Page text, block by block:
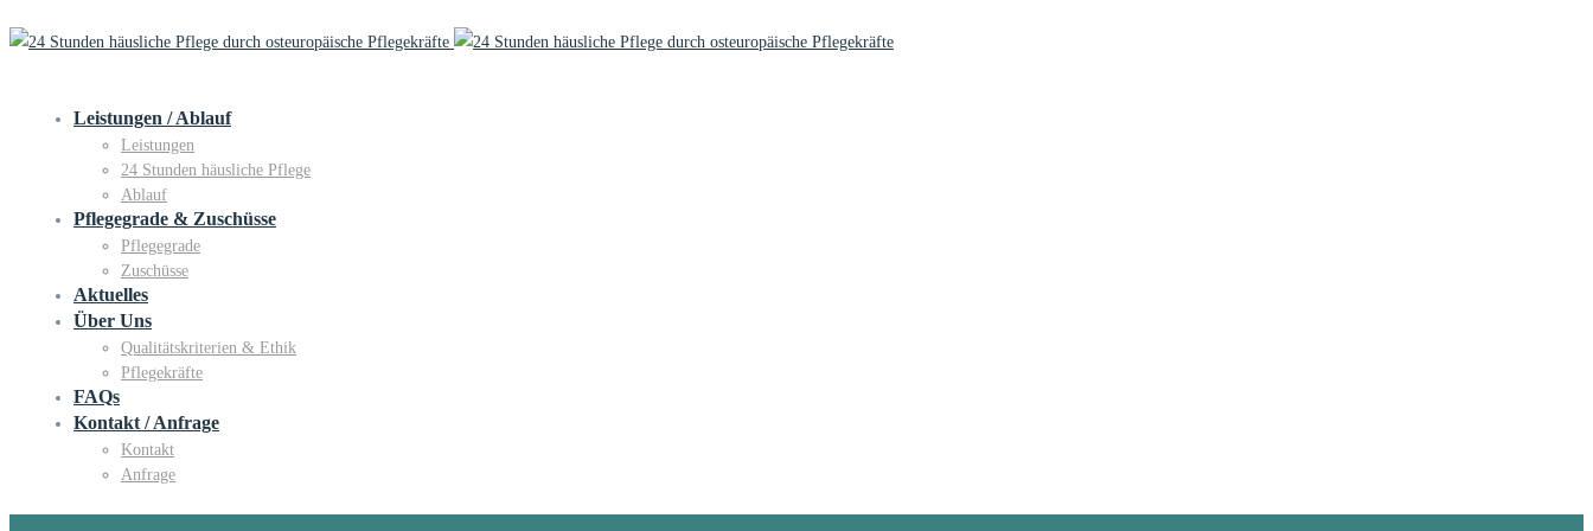
Leistungen / Ablauf
Leistungen
24 Stunden häusliche Pflege
Ablauf
Pflegegrade & Zuschüsse
Pflegegrade
Zuschüsse
Aktuelles
Über Uns
Qualitätskriterien & Ethik
Pflegekräfte
FAQs
Kontakt / Anfrage
Kontakt
Anfrage